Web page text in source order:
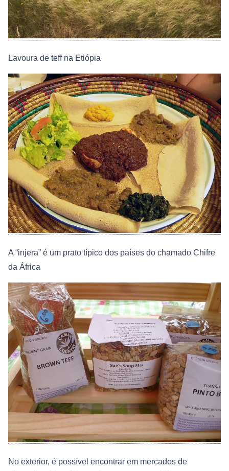
Lavoura de teff na Etiópia
A “injera” é um prato típico dos países do chamado Chifre
da África
No exterior, é possível encontrar em mercados de